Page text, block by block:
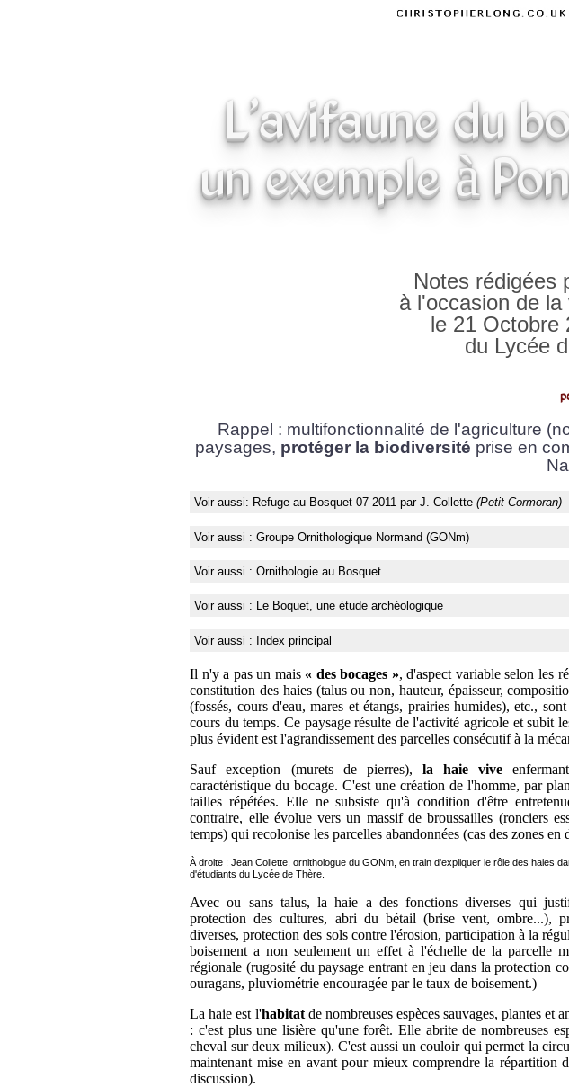
L'avifaune du
un exemple à
Notes rédigées
à l'occasion de
le 21 Octobre
du Lycée
Rappel : multifonctionnalité de l'agriculture
paysages, protéger la biodiversité prise en
Voir aussi: Refuge au Bosquet 07-2011 par J. Collette(Petit Cormoran)
Voir aussi : Groupe Ornithologique Normand (GONm)
Voir aussi : Ornithologie au Bosquet
Voir aussi : Le Boquet, une étude archéologique
Voir aussi : Index principal
Il n'y a pas un mais « des bocages », d'aspect variable selon les
constitution des haies (talus ou non, hauteur, épaisseur,
(fossés, cours d'eau, mares et étangs, prairies humides), etc.,
cours du temps. Ce paysage résulte de l'activité agricole et subit
plus évident est l'agrandissement des parcelles consécutif à la
Sauf exception (murets de pierres), la haie vive
caractéristique du bocage. C'est une création de l'homme, par
tailles répétées. Elle ne subsiste qu'à condition d'être
contraire, elle évolue vers un massif de broussailles (ronciers
temps) qui recolonise les parcelles abandonnées (cas des zones en
À droite : Jean Collette, ornithologue du GONm, en train d'expliquer le rôle des haies
d'étudiants du Lycée de Thère.
Avec ou sans talus, la haie a des fonctions diverses qui
protection des cultures, abri du bétail (brise vent, ombre...),
diverses, protection des sols contre l'érosion, participation à la
boisement a non seulement un effet à l'échelle de la parcelle
régionale (rugosité du paysage entrant en jeu dans la protection
ouragans, pluviométrie encouragée par le taux de boisement.)
La haie est l'habitatde nombreuses espèces sauvages, plantes
: c'est plus une lisière qu'une forêt. Elle abrite de nombreuses
cheval sur deux milieux). C'est aussi un couloir qui permet la
maintenant mise en avant pour mieux comprendre la répartition
discussion).